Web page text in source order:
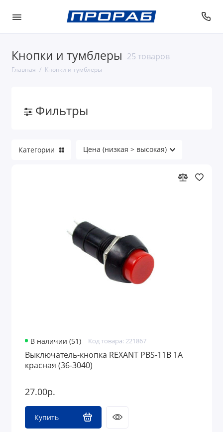
Кнопки и тумблеры 25 товаров
Главная Кнопки и тумблеры
Фильтры
Категории
В наличии (51) Код товара: 221867
Выключатель-кнопка REXANT PBS-11В 1A
красная (36-3040)
27.00р.
Купить